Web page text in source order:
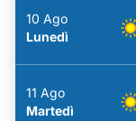
10 Ago
Lunedì
11 Ago
Martedì